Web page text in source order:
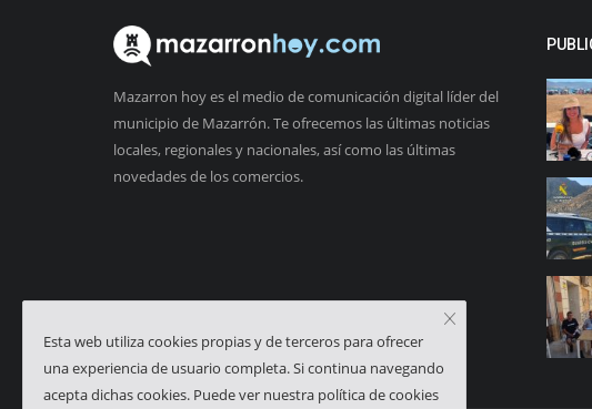
Mazarron hoy es el medio de comunicación digital líder del
municipio de Mazarrón. Te ofrecemos las últimas noticias
locales, regionales y nacionales, así como las últimas
novedades de los comercios.
Esta web utiliza cookies propias y de terceros para ofrecer
una experiencia de usuario completa. Si continua navegando
acepta dichas cookies. Puede ver nuestra política de cookies